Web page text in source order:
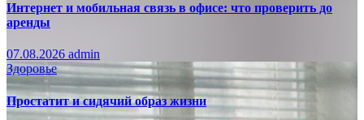
Интернет и мобильная связь в офисе: что проверить до
аренды
07.08.2026 admin
Здоровье
Простатит и сидячий образ жизни